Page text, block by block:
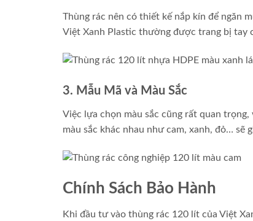
Thùng rác nên có thiết kế nắp kín để ngăn
Việt Xanh Plastic thường được trang bị tay
3. Mẫu Mã và Màu Sắc
Việc lựa chọn màu sắc cũng rất quan
màu sắc khác nhau như cam, xanh, đỏ…
Chính Sách Bảo Hành
Khi đầu tư vào thùng rác 120 lít của Việt